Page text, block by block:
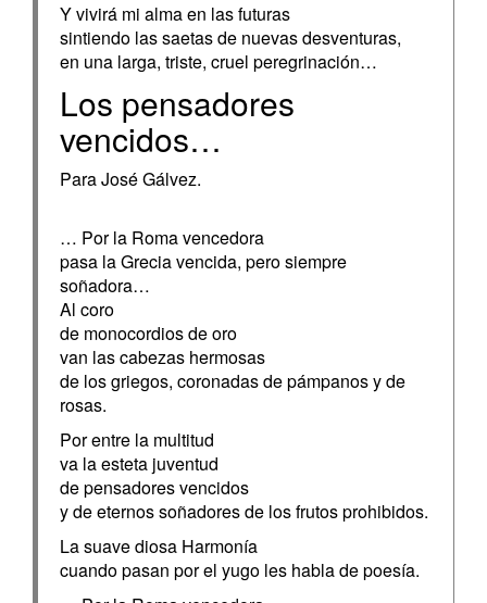
Y vivirá mi alma en las futuras
sintiendo las saetas de nuevas desventuras,
en una larga, triste, cruel peregrinación…
Los pensadores
vencidos…
Para José Gálvez.
… Por la Roma vencedora
pasa la Grecia vencida, pero siempre
soñadora…
Al coro
de monocordios de oro
van las cabezas hermosas
de los griegos, coronadas de pámpanos y de
rosas.
Por entre la multitud
va la esteta juventud
de pensadores vencidos
y de eternos soñadores de los frutos prohibidos.
La suave diosa Harmonía
cuando pasan por el yugo les habla de poesía.